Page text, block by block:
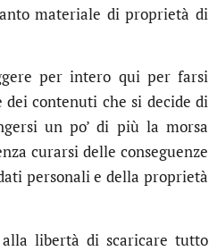
materiale di proprietà di
per intero qui per farsi
contenuti che si decide di
un po’ di più la morsa
curarsi delle conseguenze
personali e della proprietà
libertà di scaricare tutto